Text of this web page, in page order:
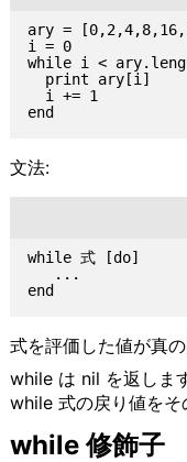
ary =
i = 0
while i <
  print ary[i]
  i += 1
文法:
while 式 [do]
   ...
式を評価した値が真
while は nil を返しま
while 式の戻り値をそ
while 修飾子